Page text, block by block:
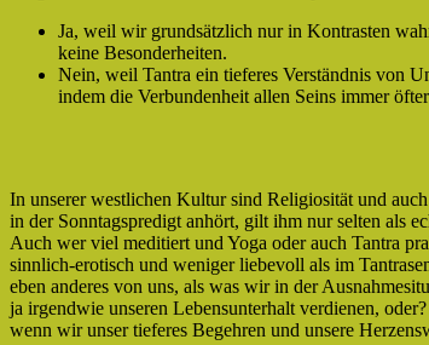
Ja, weil wir grundsätzlich nur in Kontrasten
keine Besonderheiten.
Nein, weil Tantra ein tieferes Verständnis von
indem die Verbundenheit allen Seins immer
In unserer westlichen Kultur sind Religiosität und
in der Sonntagspredigt anhört, gilt ihm nur selten als
Auch wer viel meditiert und Yoga oder auch Tantra
sinnlich-erotisch und weniger liebevoll als im
eben anderes von uns, als was wir in der
ja irgendwie unseren Lebensunterhalt verdienen,
wenn wir unser tieferes Begehren und unsere